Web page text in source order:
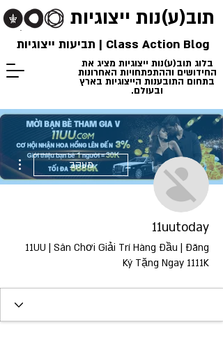
תוב(ע)נות ייצוגיות
בלוג תוב(ע)נות ייצוגיות מציג את
החידושים וההתפתחויות האחרונות
בתחום התובענות הייצוגיות בארץ
ובעולם.
Class Action Blog | תביעות ייצוגיות
מעקב
11uutoday
11UU | Sân Chơi Giải Trí Hàng Đầu | Đăng
Ký Tặng Ngay 1111K